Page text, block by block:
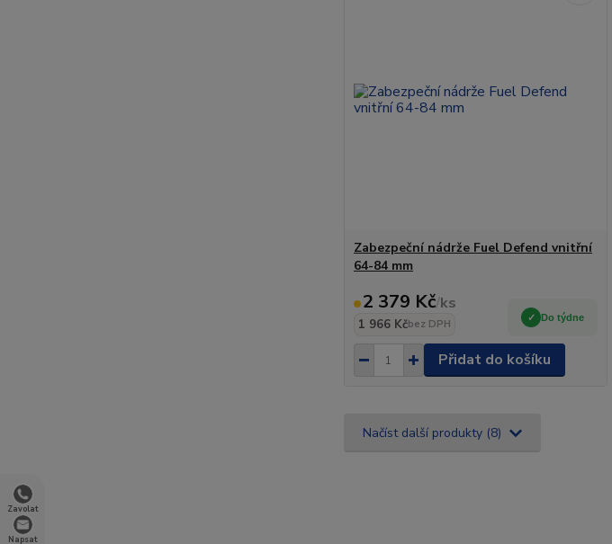
Zavolat
Napsat
Zabezpeční nádrže Fuel Defend vnitřní
64-84 mm
2 379 Kč/ks
1 966 Kčbez DPH
Do týdne
Přidat do košíku
Načíst další produkty (8)